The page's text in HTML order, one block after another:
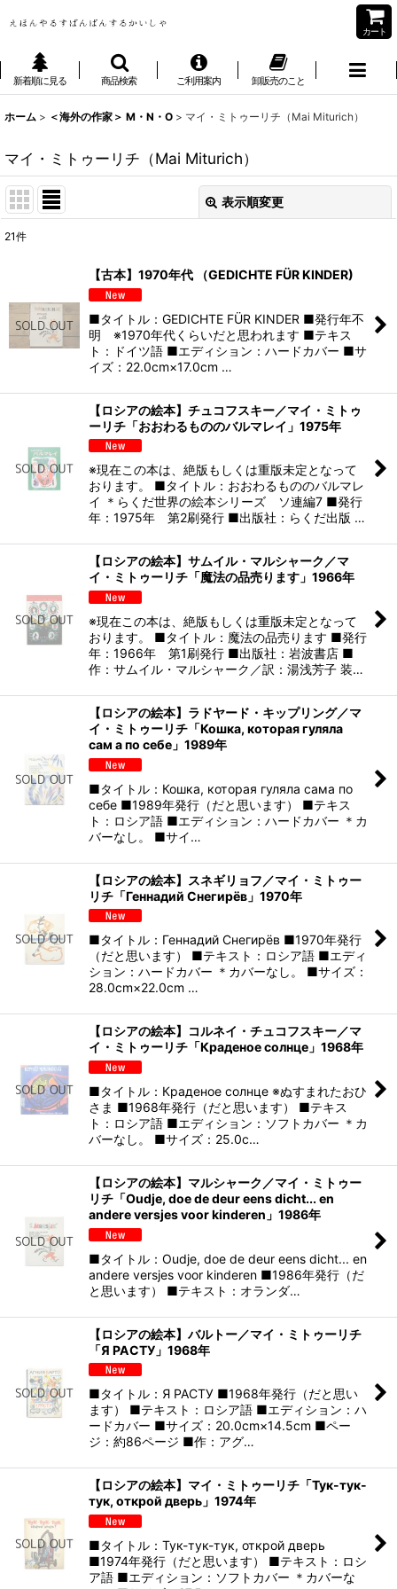
カート
新着順に見る 商品検索 ご利用案内 卸販売のこと
ホーム > ＜海外の作家＞ M・N・O > マイ・ミトゥーリチ（Mai Miturich）
マイ・ミトゥーリチ（Mai Miturich）
表示順変更
並び順:
絞り込む
21件
【古本】1970年代 （GEDICHTE FÜR KINDER)
■タイトル：GEDICHTE FÜR KINDER ■発行年不
明 ※1970年代くらいだと思われます ■テキス
ト：ドイツ語 ■エディション：ハードカバー ■サ
イズ：22.0cm×17.0cm …
【ロシアの絵本】チュコフスキー／マイ・ミトゥ
ーリチ「おおわるもののバルマレイ」1975年
※現在この本は、絶版もしくは重版未定となって
おります。 ■タイトル：おおわるもののバルマレ
イ ＊らくだ世界の絵本シリーズ ソ連編7 ■発行
年：1975年 第2刷発行 ■出版社：らくだ出版 …
【ロシアの絵本】サムイル・マルシャーク／マ
イ・ミトゥーリチ「魔法の品売ります」1966年
※現在この本は、絶版もしくは重版未定となって
おります。 ■タイトル：魔法の品売ります ■発行
年：1966年 第1刷発行 ■出版社：岩波書店 ■
作：サムイル・マルシャーク／訳：湯浅芳子 装…
【ロシアの絵本】ラドヤード・キップリング／マ
イ・ミトゥーリチ「Кошка, которая гуляла
сам а по себе」1989年
■タイトル：Кошка, которая гуляла сама по
себе ■1989年発行（だと思います） ■テキス
ト：ロシア語 ■エディション：ハードカバー ＊カ
バーなし。 ■サイ…
【ロシアの絵本】スネギリョフ／マイ・ミトゥー
リチ「Геннадий Снегирёв」1970年
■タイトル：Геннадий Снегирёв ■1970年発行
（だと思います） ■テキスト：ロシア語 ■エディ
ション：ハードカバー ＊カバーなし。 ■サイズ：
28.0cm×22.0cm …
【ロシアの絵本】コルネイ・チュコフスキー／マ
イ・ミトゥーリチ「Краденое солнце」1968年
■タイトル：Краденое солнце ※ぬすまれたおひ
さま ■1968年発行（だと思います） ■テキス
ト：ロシア語 ■エディション：ソフトカバー ＊カ
バーなし。 ■サイズ：25.0c…
【ロシアの絵本】マルシャーク／マイ・ミトゥー
リチ「Oudje, doe de deur eens dicht... en
andere versjes voor kinderen」1986年
■タイトル：Oudje, doe de deur eens dicht... en
andere versjes voor kinderen ■1986年発行（だ
と思います） ■テキスト：オランダ…
【ロシアの絵本】バルトー／マイ・ミトゥーリチ
「Я РАСТУ」1968年
■タイトル：Я РАСТУ ■1968年発行（だと思い
ます） ■テキスト：ロシア語 ■エディション：ハ
ードカバー ■サイズ：20.0cm×14.5cm ■ペー
ジ：約86ページ ■作：アグ…
【ロシアの絵本】マイ・ミトゥーリチ「Тук-тук-
тук, открой дверь」1974年
■タイトル：Тук-тук-тук, открой дверь
■1974年発行（だと思います） ■テキスト：ロシ
ア語 ■エディション：ソフトカバー ＊カバーな